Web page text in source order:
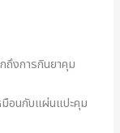
ถึงการกินยาคุม
มือนกับแผ่นแปะคุม